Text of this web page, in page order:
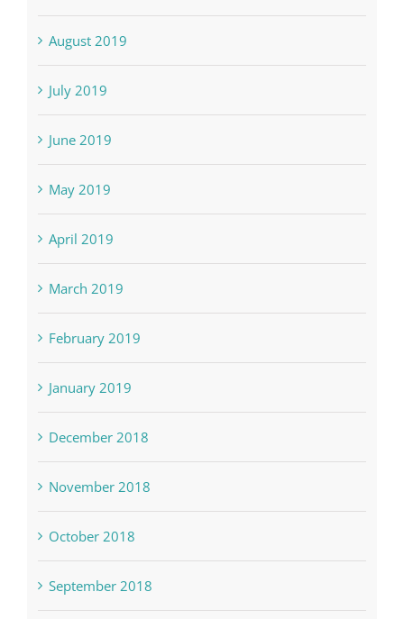
August 2019
July 2019
June 2019
May 2019
April 2019
March 2019
February 2019
January 2019
December 2018
November 2018
October 2018
September 2018